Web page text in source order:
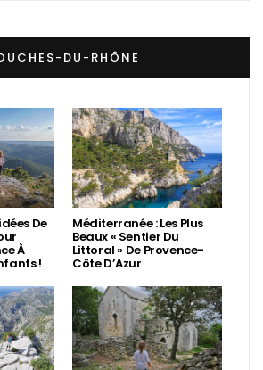
DU-RHÔNE
De
À
!
Méditerranée : Les Plus
Beaux « Sentier Du
Littoral » De Provence-
Côte D’Azur